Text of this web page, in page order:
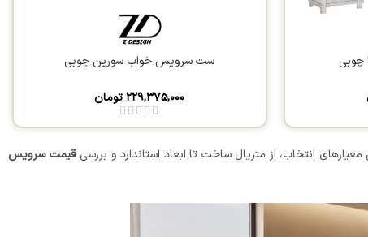
چوبی ست سرویس خواب سورین چوبی
۲۲۹,۳۷۵,۰۰۰ تومان
انتخاب، از متریال ساخت تا ابعاد استاندارد و بررسیقیمت سرویس